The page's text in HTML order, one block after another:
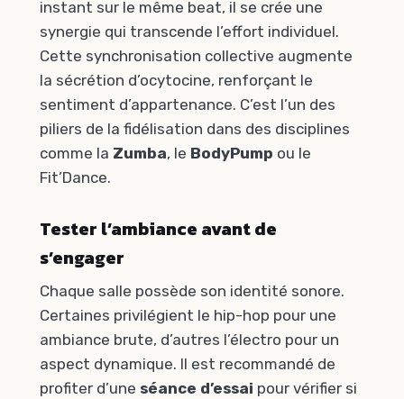
instant sur le même beat, il se crée une
synergie qui transcende l’effort individuel.
Cette synchronisation collective augmente
la sécrétion d’ocytocine, renforçant le
sentiment d’appartenance. C’est l’un des
piliers de la fidélisation dans des disciplines
comme la Zumba, le BodyPump ou le
Fit’Dance.
Tester l’ambiance avant de
s’engager
Chaque salle possède son identité sonore.
Certaines privilégient le hip-hop pour une
ambiance brute, d’autres l’électro pour un
aspect dynamique. Il est recommandé de
profiter d’une séance d’essai pour vérifier si